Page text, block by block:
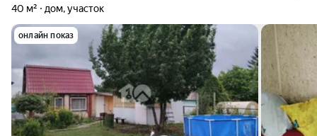
40 м² дом, участок
онлайн показ